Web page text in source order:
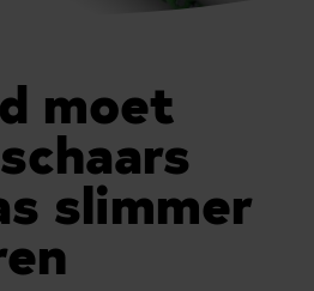
moet
slimmer